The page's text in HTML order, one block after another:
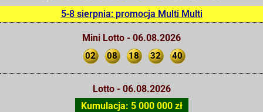
5-8 sierpnia: promocja Multi Multi
Mini Lotto - 06.08.2026
02 08 18 32 40
Lotto - 06.08.2026
Kumulacja: 5 000 000 zł